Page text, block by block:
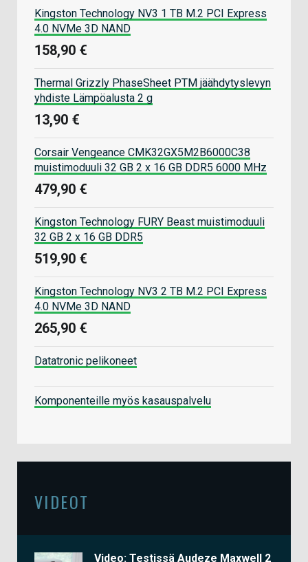
Kingston Technology NV3 1 TB M.2 PCI Express
4.0 NVMe 3D NAND
158,90 €
Thermal Grizzly PhaseSheet PTM jäähdytyslevyn
yhdiste Lämpöalusta 2 g
13,90 €
Corsair Vengeance CMK32GX5M2B6000C38
muistimoduuli 32 GB 2 x 16 GB DDR5 6000 MHz
479,90 €
Kingston Technology FURY Beast muistimoduuli
32 GB 2 x 16 GB DDR5
519,90 €
Kingston Technology NV3 2 TB M.2 PCI Express
4.0 NVMe 3D NAND
265,90 €
Datatronic pelikoneet
Komponenteille myös kasauspalvelu
VIDEOT
Video: Testissä Audeze Maxwell 2